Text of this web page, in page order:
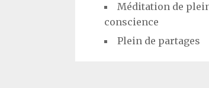
Méditation de
conscience
Plein de partages